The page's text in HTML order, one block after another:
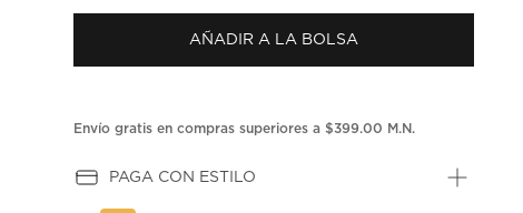
puntuación.
en
la
AÑADIR A LA BOLSA
Envío gratis en compras superiores a $399.00 M.N.
PAGA CON ESTILO